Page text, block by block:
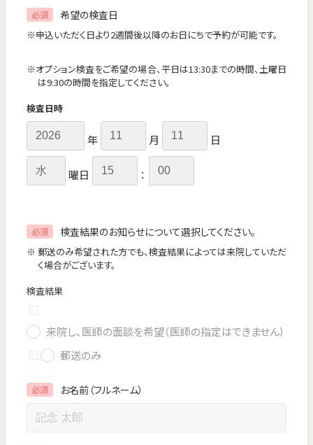
必須 希望の検査日
※申込いただく日より2週間後以降のお日にちで予約が可能です。
※オプション検査をご希望の場合、平日は13:30までの時間、土曜日
は9:30の時間を指定してください。
検査日時
年 月 日
曜日 ：
必須 検査結果のお知らせについて選択してください。
※ 郵送のみ希望された方でも、検査結果によっては来院していただ
く場合がございます。
検査結果
来院し、医師の面談を希望（医師の指定はできません）
郵送のみ
必須 お名前（フルネーム）